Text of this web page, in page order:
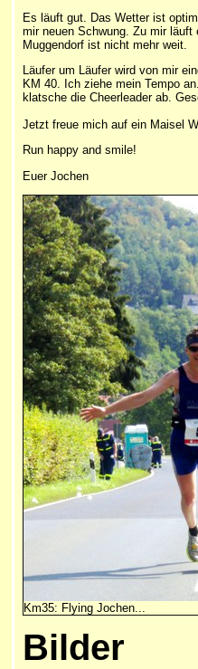
Es läuft gut. Das Wetter ist
mir neuen Schwung. Zu mir läuft
Muggendorf ist nicht mehr weit.
Läufer um Läufer wird von mir
KM 40. Ich ziehe mein Tempo
klatsche die Cheerleader ab.
Jetzt freue mich auf ein Maisel
Run happy and smile!
Euer Jochen
Km35: Flying Jochen...
Bilder